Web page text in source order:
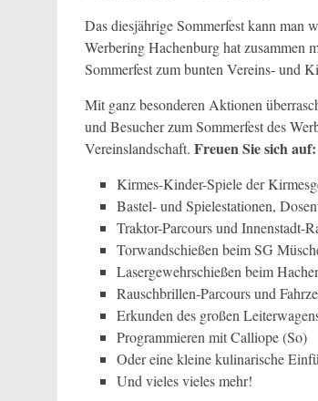
Das diesjährige Sommerfest kann man
Werbering Hachenburg hat zusammen
Sommerfest zum bunten Vereins- und
Mit ganz besonderen Aktionen
und Besucher zum Sommerfest des
Vereinslandschaft. Freuen Sie sich auf:
Kirmes-Kinder-Spiele der
Bastel- und Spielestationen,
Traktor-Parcours und Innenstadt-
Torwandschießen beim SG
Lasergewehrschießen beim
Rauschbrillen-Parcours und
Erkunden des großen
Programmieren mit Calliope (So)
Oder eine kleine kulinarische
Und vieles vieles mehr!